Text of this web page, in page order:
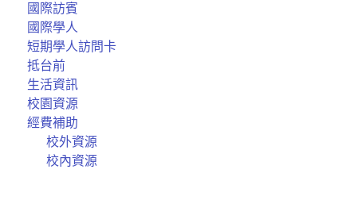
國際訪賓
國際學人
短期學人訪問卡
抵台前
生活資訊
校園資源
經費補助
校外資源
校內資源